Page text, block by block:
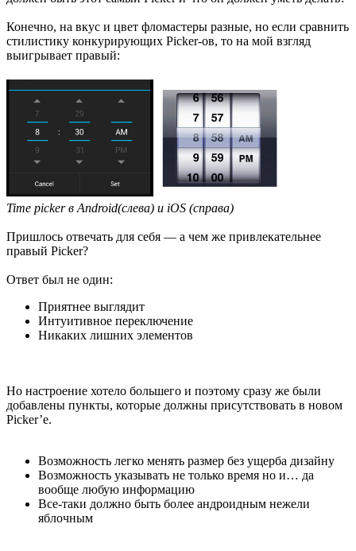
Конечно, на вкус и цвет фломастеры разные, но если сравнить
стилистику конкурирующих Picker-ов, то на мой взгляд
выигрывает правый:
Time picker в Android(слева) и iOS (справа)
Пришлось отвечать для себя — а чем же привлекательнее
правый Picker?
Ответ был не один:
Приятнее выглядит
Интуитивное переключение
Никаких лишних элементов
Но настроение хотело большего и поэтому сразу же были
добавлены пункты, которые должны присутствовать в новом
Picker’e.
Возможность легко менять размер без ущерба дизайну
Возможность указывать не только время но и… да
вообще любую информацию
Все-таки должно быть более андроидным нежели
яблочным